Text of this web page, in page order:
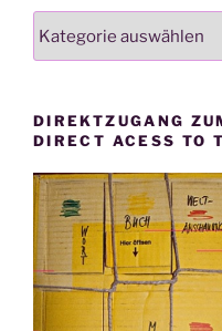
DIREKTZUGANG
DIRECT ACESS TO